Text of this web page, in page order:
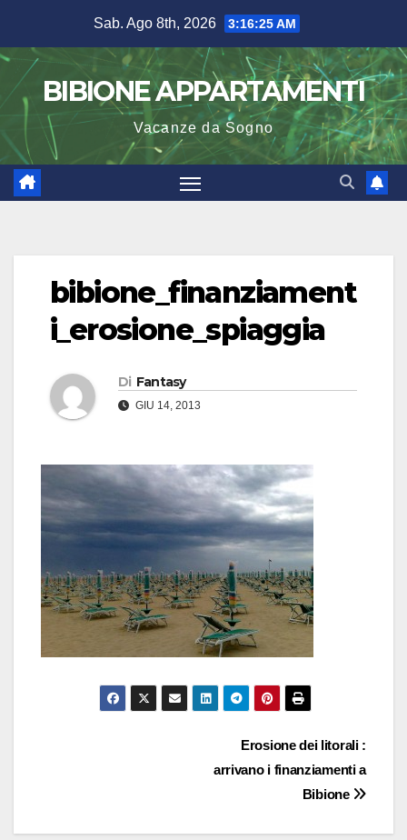
contenuto
Sab. Ago 8th, 2026 3:16:25 AM
BIBIONE APPARTAMENTI
Vacanze da Sogno
bibione_finanziament
i_erosione_spiaggia
Di Fantasy
GIU 14, 2013
Erosione dei litorali :
arrivano i finanziamenti a
Bibione